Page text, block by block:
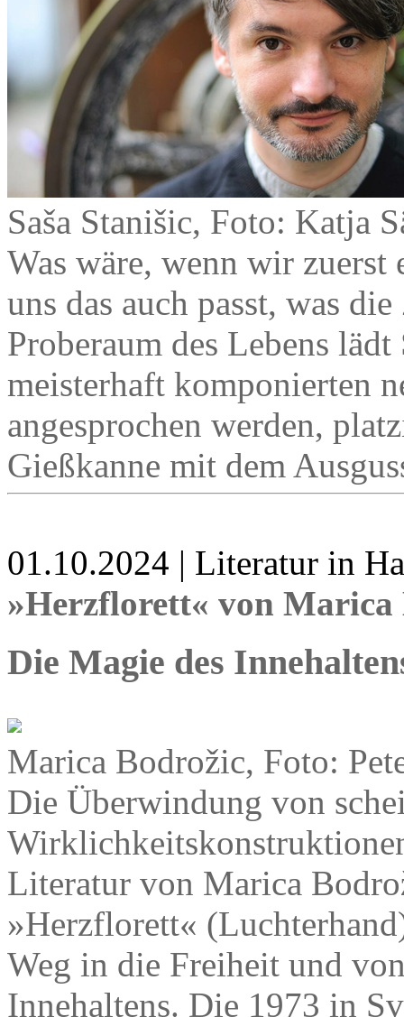
Saša Stanišic, Foto: Katja
Was wäre, wenn wir
uns das auch passt, was
Proberaum des Lebens
meisterhaft komponierten
angesprochen werden,
Gießkanne mit dem
01.10.2024 | Literatur in
»Herzflorett« von Marica
Die Magie des
Marica Bodrožic, Foto:
Die Überwindung von
Literatur von Marica
»Herzflorett«
Weg in die Freiheit und
Innehaltens. Die 1973 in